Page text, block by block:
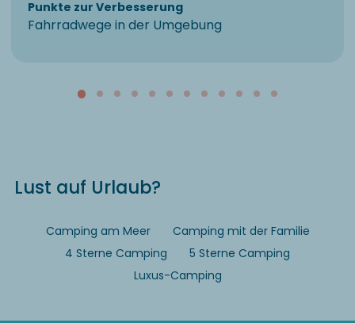
Punkte zur Verbesserung
Fahrradwege in der Umgebung
Lust auf Urlaub?
Camping am Meer
Camping mit der Familie
4 Sterne Camping
5 Sterne Camping
Luxus-Camping